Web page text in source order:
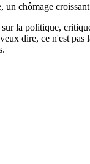
un chômage
la politique,
dire, ce n'est